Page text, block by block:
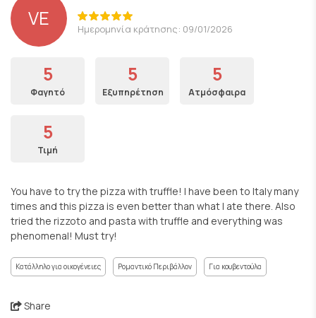
VE Ημερομηνία κράτησης: 09/01/2026
5
Φαγητό
5
Εξυπηρέτηση
5
Ατμόσφαιρα
5
Τιμή
You have to try the pizza with truffle! I have been to Italy many
times and this pizza is even better than what I ate there. Also
tried the rizzoto and pasta with truffle and everything was
phenomenal! Must try!
Κατάλληλο για οικογένειες Ρομαντικό Περιβάλλον Για κουβεντούλα
Share